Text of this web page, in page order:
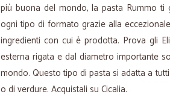
più buona del mondo, la pasta Rummo ti
ogni tipo di formato grazie alla
ingredienti con cui è prodotta. Prova gli
esterna rigata e dal diametro importante
mondo. Questo tipo di pasta si adatta a
o di verdure. Acquistali su Cicalia.